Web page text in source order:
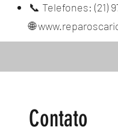
📞 Telefones: (21)
🌐
Contato